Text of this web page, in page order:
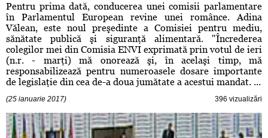
Pentru prima dată, conducerea unei comisii parlamentare
în Parlamentul European revine unei românce. Adina
Vălean, este noul preşedinte a Comisiei pentru mediu,
sănătate publică şi siguranţă alimentară. "Încrederea
colegilor mei din Comisia ENVI exprimată prin votul de ieri
(n.r. - marţi) mă onorează şi, în acelaşi timp, mă
responsabilizează pentru numeroasele dosare importante
de legislaţie din cea de-a doua jumătate a acestui mandat. ...
(25 ianuarie 2017) 396 vizualizări